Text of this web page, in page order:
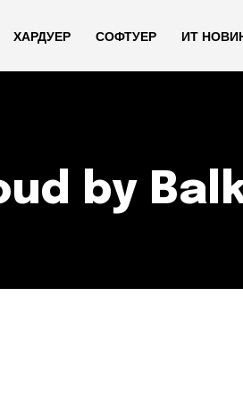
ХАРДУЕР СОФТУЕР ИТ
by